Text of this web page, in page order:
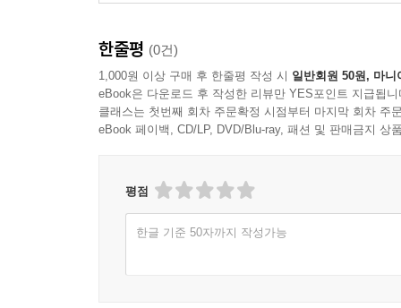
한줄평 (0건)
1,000원 이상 구매 후 한줄평 작성 시 일반회원 50원, 마니
eBook은 다운로드 후 작성한 리뷰만 YES포인트 지급됩니
클래스는 첫번째 회차 주문확정 시점부터 마지막 회차 주
eBook 페이백, CD/LP, DVD/Blu-ray, 패션 및 판매금지 상
평점
한글 기준 50자까지 작성가능